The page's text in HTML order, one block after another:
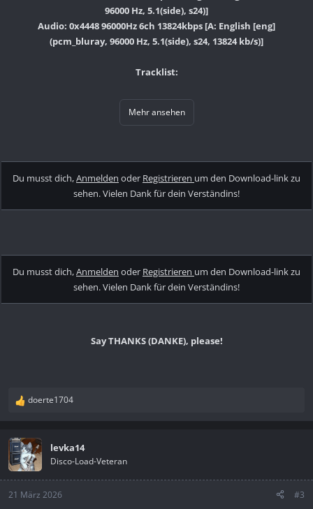
96000 Hz, 5.1(side), s24)]
Audio: 0x4448 96000Hz 6ch 13824kbps [A: English [eng]
(pcm_bluray, 96000 Hz, 5.1(side), s24, 13824 kb/s)]
Tracklist:
Mehr ansehen
Du musst dich,Anmelden oder Registrieren um den Download-link zu
sehen. Vielen Dank für dein Verständins!
Du musst dich,Anmelden oder Registrieren um den Download-link zu
sehen. Vielen Dank für dein Verständins!
Say THANKS (DANKE), please!
R
k
t
i
o
n
doerte1704
levka14
Disco-Load-Veteran
21 März 2026 #3